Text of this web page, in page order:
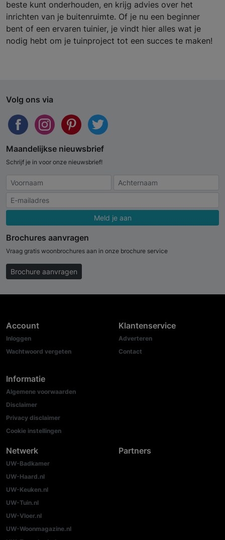
beste kunt onderhouden, en krijg advies over het
inrichten van je buitenruimte. Of je nu een beginner
bent of een ervaren tuinier, je vindt hier alles wat je
nodig hebt om je tuinproject tot een succes te maken!
Volg ons via
Maandelijkse nieuwsbrief
Schrijf je in voor onze nieuwsbrief!
Meld je aan
Brochures aanvragen
Vraag gratis woonbrochures aan in onze brochure service
Brochure aanvragen
Account
Inloggen
Wachtwoord vergeten
Informatie
Algemene voorwaarden
Disclaimer
Privacy disclaimer
Cookie instellingen
Klantenservice
Adverteren
Contact
Netwerk
UW-Badkamer
UW-Haard.nl
UW-Keuken.nl
UW-Tuin.nl
UW-Vloer.nl
UW-Woonmagazine.nl
Partners